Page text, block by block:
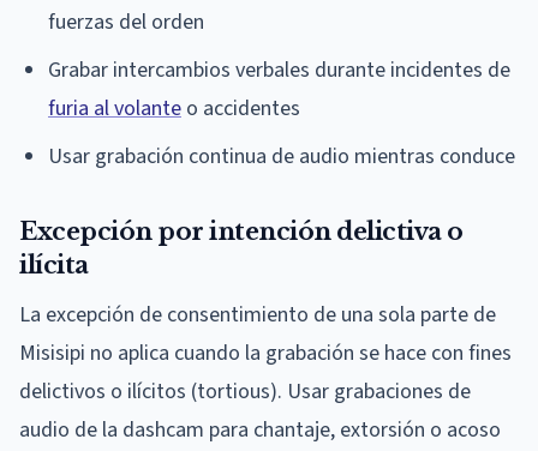
fuerzas del orden
Grabar intercambios verbales durante incidentes de
furia al volante o accidentes
Usar grabación continua de audio mientras conduce
Excepción por intención delictiva o
ilícita
La excepción de consentimiento de una sola parte de
Misisipi no aplica cuando la grabación se hace con fines
delictivos o ilícitos (tortious). Usar grabaciones de
audio de la dashcam para chantaje, extorsión o acoso